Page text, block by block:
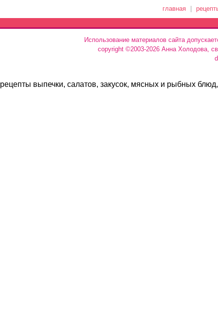
главная
Использование материалов сайта
copyright ©2003-2026 Анна Холодова,
рецепты выпечки, салатов, закусок, мясных и рыбных